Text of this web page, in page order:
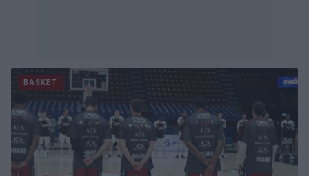
BASKET